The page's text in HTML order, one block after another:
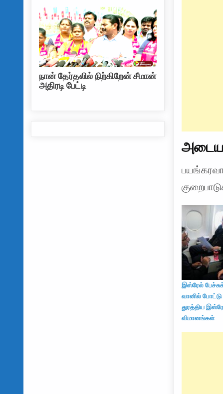
இஸ்ரேல்
வானில்
துரத்திய
விமானங்கள்
நான் தேர்தலில் நிற்கிறேன் சீமான்
அதிரடி பேட்டி